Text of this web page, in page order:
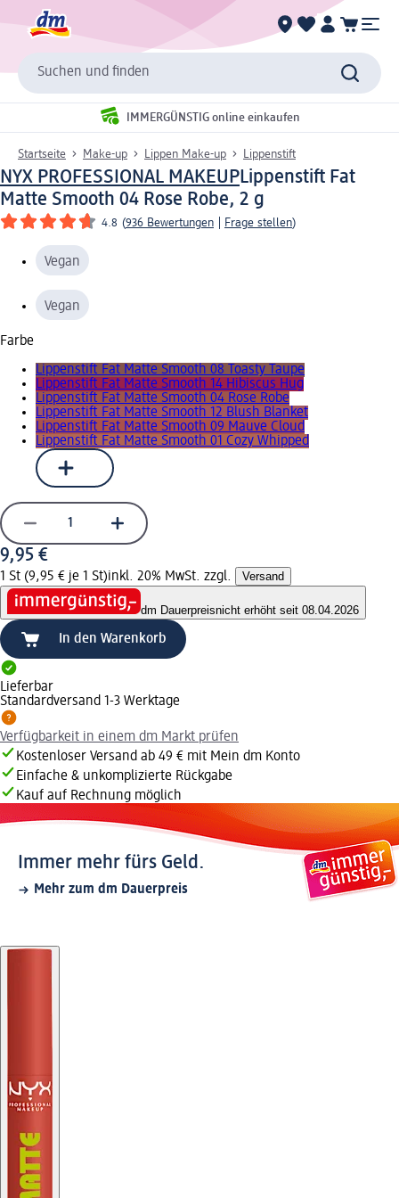
Suchen und finden
IMMERGÜNSTIG online einkaufen
Startseite Make-up Lippen Make-up Lippenstift
NYX PROFESSIONAL MAKEUPLippenstift Fat
Matte Smooth 04 Rose Robe, 2 g
4.8 (936 Bewertungen Frage stellen)
Vegan
Vegan
Farbe
Lippenstift Fat Matte Smooth 08 Toasty Taupe
Lippenstift Fat Matte Smooth 14 Hibiscus Hug
Lippenstift Fat Matte Smooth 04 Rose Robe
Lippenstift Fat Matte Smooth 12 Blush Blanket
Lippenstift Fat Matte Smooth 09 Mauve Cloud
Lippenstift Fat Matte Smooth 01 Cozy Whipped
9,95 €
1 St (9,95 € je 1 St)inkl. 20% MwSt. zzgl. Versand
dm Dauerpreisnicht erhöht seit 08.04.2026
In den Warenkorb
Lieferbar
Standardversand 1-3 Werktage
Verfügbarkeit in einem dm Markt prüfen
Kostenloser Versand ab 49 € mit Mein dm Konto
Einfache & unkomplizierte Rückgabe
Kauf auf Rechnung möglich
Immer mehr fürs Geld.
Mehr zum dm Dauerpreis